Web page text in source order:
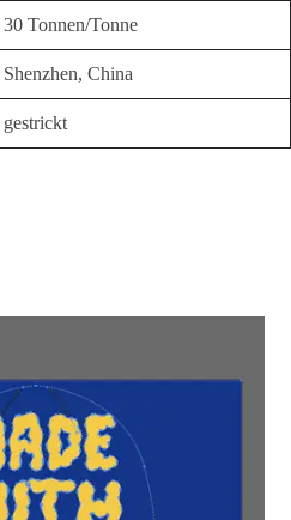
30 Tonnen/Tonne
Shenzhen, China
gestrickt